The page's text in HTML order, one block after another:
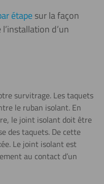
étapesur la façon
d’un
survitrage. Les taquets
le ruban isolant. En
le joint isolant doit être
des taquets. De cette
Le joint isolant est
au contact d’un